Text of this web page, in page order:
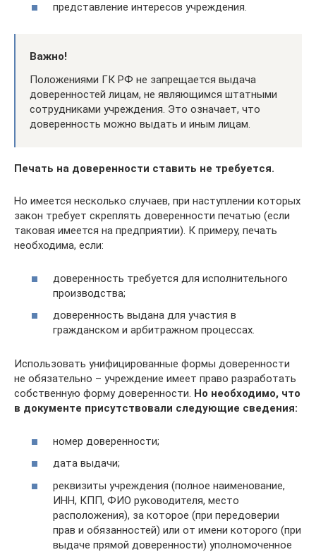
представление интересов учреждения.
Важно!
Положениями ГК РФ не запрещается выдача
доверенностей лицам, не являющимся штатными
сотрудниками учреждения. Это означает, что
доверенность можно выдать и иным лицам.
Печать на доверенности ставить не требуется.
Но имеется несколько случаев, при наступлении которых
закон требует скреплять доверенности печатью (если
таковая имеется на предприятии). К примеру, печать
необходима, если:
доверенность требуется для исполнительного
производства;
доверенность выдана для участия в
гражданском и арбитражном процессах.
Использовать унифицированные формы доверенности
не обязательно – учреждение имеет право разработать
собственную форму доверенности. Но необходимо, что
в документе присутствовали следующие сведения:
номер доверенности;
дата выдачи;
реквизиты учреждения (полное наименование,
ИНН, КПП, ФИО руководителя, место
расположения), за которое (при передоверии
прав и обязанностей) или от имени которого (при
выдаче прямой доверенности) уполномоченное